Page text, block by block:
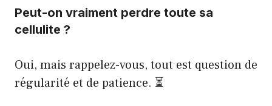
Peut-on vraiment perdre toute sa
cellulite ?
Oui, mais rappelez-vous, tout est question de
régularité et de patience. ⏳